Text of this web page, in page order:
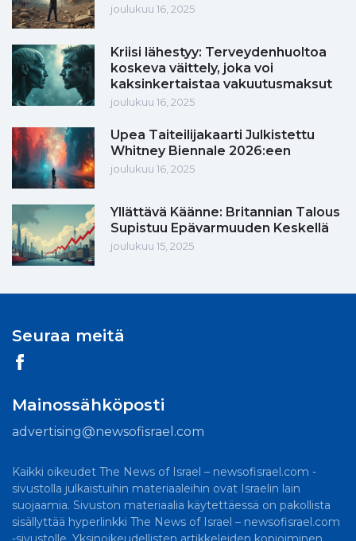
joulukuu 16, 2025
Kriisi lähestyy: Terveydenhuoltoa
koskeva väittely, joka voi
kaksinkertaistaa vakuutusmaksut
joulukuu 16, 2025
Upea Taiteilijakaarti Julkistettu
Whitney Biennale 2026:een
joulukuu 16, 2025
Yllättävä Käänne: Britannian Talous
Supistuu Epävarmuuden Keskellä
joulukuu 15, 2025
Seuraa meitä
Mainossähköposti
advertising@newsofisrael.com
Kaikki oikeudet The News of Israel – newsofisrael.com -
sivustolla julkaistuihin materiaaleihin ovat Israelin lain
suojaamia. Sivuston materiaalia käytettäessä on pakollista
sisällyttää hyperlinkki The News of Israel – newsofisrael.com